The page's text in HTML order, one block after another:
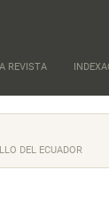
REVISTA
DEL ECUADOR